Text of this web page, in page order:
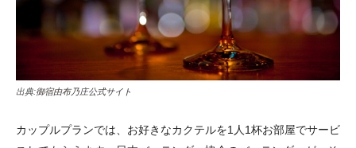
出典:御宿由布乃庄公式サイト
カップルプランでは、お好きなカクテルを1人1杯お部屋でサービ